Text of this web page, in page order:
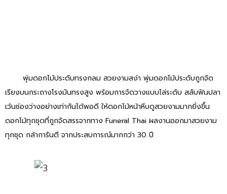
พุ่มดอกไม้ประดับทรงกลม สวยงามสง่า พุ่มดอกไม้ประดับถูกจัด
เรียงบนกระถางโรงมันทรงสูง พร้อมการจัดวางแบบไล่ระดับ สลับฟันปลา
เว้นช่องว่างอย่างเท่ากันได้พอดี ให้ดอกไม้หน้าหีบดูสวยงามมากยิ่งขึ้น
ดอกไม้ทุกชุดที่ถูกจัดสรรจากทาง Funeral Thai ผลงานออกมาสวยงาม
ทุกชุด กล้าการันตี จากประสบการณ์มากกว่า 30 ปี